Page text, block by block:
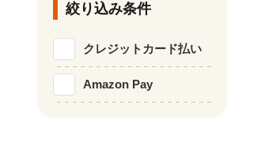
絞り込み条件
クレジットカード払い
Amazon Pay